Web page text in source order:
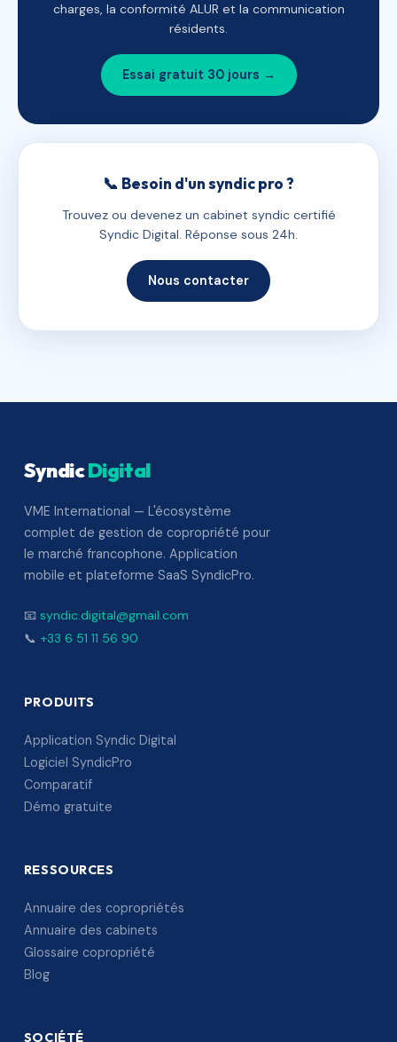
charges, la conformité ALUR et la communication
résidents.
Essai gratuit 30 jours →
📞 Besoin d'un syndic pro ?
Trouvez ou devenez un cabinet syndic certifié
Syndic Digital. Réponse sous 24h.
Nous contacter
SyndicDigital
VME International — L'écosystème
complet de gestion de copropriété pour
le marché francophone. Application
mobile et plateforme SaaS SyndicPro.
📧 syndic.digital@gmail.com
📞 +33 6 51 11 56 90
PRODUITS
Application Syndic Digital
Logiciel SyndicPro
Comparatif
Démo gratuite
RESSOURCES
Annuaire des copropriétés
Annuaire des cabinets
Glossaire copropriété
Blog
SOCIÉTÉ